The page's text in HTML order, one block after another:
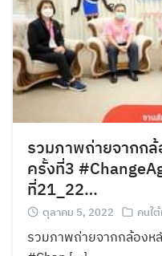
รวมภาพถ่ายจากก
ครั้งที่3
ที่21_22…
ตุลาคม 5, 2022 คนใ
รวมภาพถ่ายจากกล้องห